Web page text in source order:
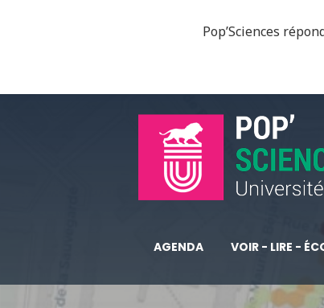
Pop’Sciences
AGENDA VOIR - LIRE -